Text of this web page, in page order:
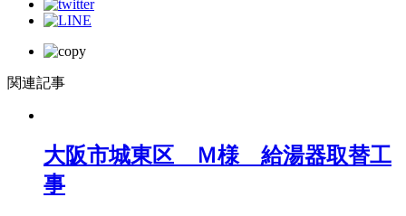
関連記事
大阪市城東区 Ｍ様 給湯器取替工
事